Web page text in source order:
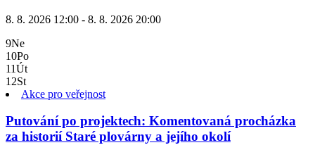
8. 8. 2026 12:00 - 8. 8. 2026 20:00
9Ne
10Po
11Út
12St
Akce pro veřejnost
Putování po projektech: Komentovaná procházka
za historií Staré plovárny a jejího okolí